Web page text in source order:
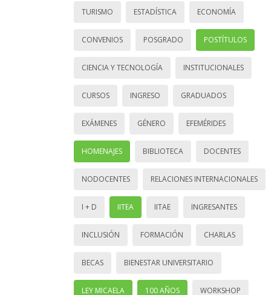
TURISMO ESTADÍSTICA ECONOMÍA
CONVENIOS POSGRADO POSTÍTULOS
CIENCIA Y TECNOLOGÍA INSTITUCIONALES
CURSOS INGRESO GRADUADOS
EXÁMENES GÉNERO EFEMÉRIDES
HOMENAJES BIBLIOTECA DOCENTES
NODOCENTES RELACIONES INTERNACIONALES
I + D IITEA IITAE INGRESANTES
INCLUSIÓN FORMACIÓN CHARLAS
BECAS BIENESTAR UNIVERSITARIO
LEY MICAELA 100 AÑOS WORKSHOP